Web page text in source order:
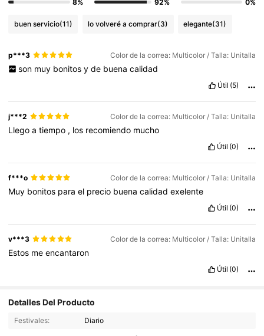
8%
92%
0%
buen servicio(11) lo volveré a comprar(3) elegante(31)
p***3 Color de la correa: Multicolor / Talla: Unitalla
son muy bonitos y de buena calidad
Útil (5)
j***2 Color de la correa: Multicolor / Talla: Unitalla
Llegoatiempo , los recomiendo mucho
Útil (0)
f***o Color de la correa: Multicolor / Talla: Unitalla
Muy bonitos parael precio buenacalidadexelente
Útil (0)
v***3 Color de la correa: Multicolor / Talla: Unitalla
Estos meencantaron
Útil (0)
Detalles Del Producto
Festivales: Diario
4,89 68K Seguidores